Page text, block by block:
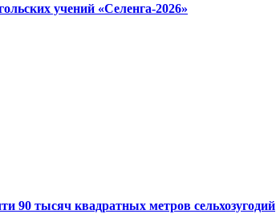
учений «Селенга-2026»
90 тысяч квадратных метров сельхозугодий